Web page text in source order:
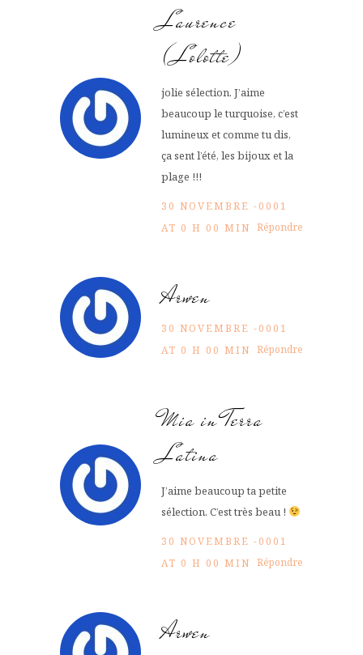
Laurence
(Lolotte)
jolie sélection. J’aime
beaucoup le turquoise, c’est
lumineux et comme tu dis,
ça sent l’été, les bijoux et la
plage !!!
30 NOVEMBRE -0001
AT 0 H 00 MIN Répondre
Arwen
30 NOVEMBRE -0001
AT 0 H 00 MIN Répondre
Mia in Terra
Latina
J’aime beaucoup ta petite
sélection. C’est très beau !
30 NOVEMBRE -0001
AT 0 H 00 MIN Répondre
Arwen